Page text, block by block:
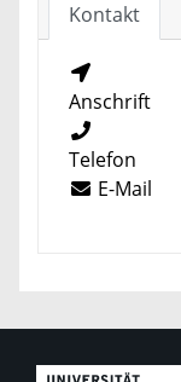
Kontakt
Anschrift
Telefon
E-Mail